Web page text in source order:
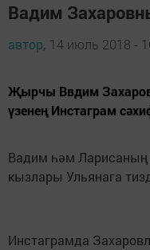
Вадим
автор, 14 июль 2018 -
Җырчы Ввдим
үзенең Инстаграм
Вадим һәм Ларисаның
кызлары Ульянага
Инстаграмда